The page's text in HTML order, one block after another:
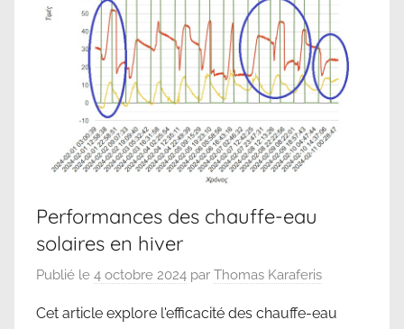
Performances des chauffe-eau
solaires en hiver
Publié le 4 octobre 2024 par Thomas Karaferis
Cet article explore l'efficacité des chauffe-eau